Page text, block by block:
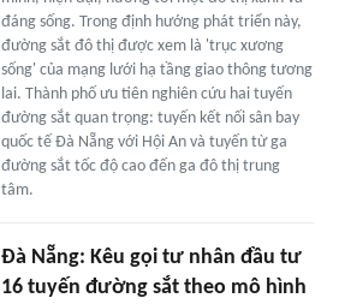
đáng sống. Trong định hướng phát triển này,
đường sắt đô thị được xem là 'trục xương
sống' của mạng lưới hạ tầng giao thông tương
lai. Thành phố ưu tiên nghiên cứu hai tuyến
đường sắt quan trọng: tuyến kết nối sân bay
quốc tế Đà Nẵng với Hội An và tuyến từ ga
đường sắt tốc độ cao đến ga đô thị trung
tâm.
Đà Nẵng: Kêu gọi tư nhân đầu tư
16 tuyến đường sắt theo mô hình